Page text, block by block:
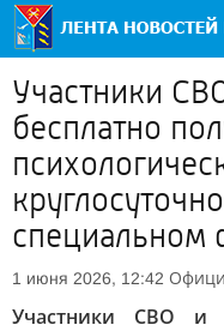
Участники
бесплатно
специальном
1 июня 2026, 12:42
Участники СВО и